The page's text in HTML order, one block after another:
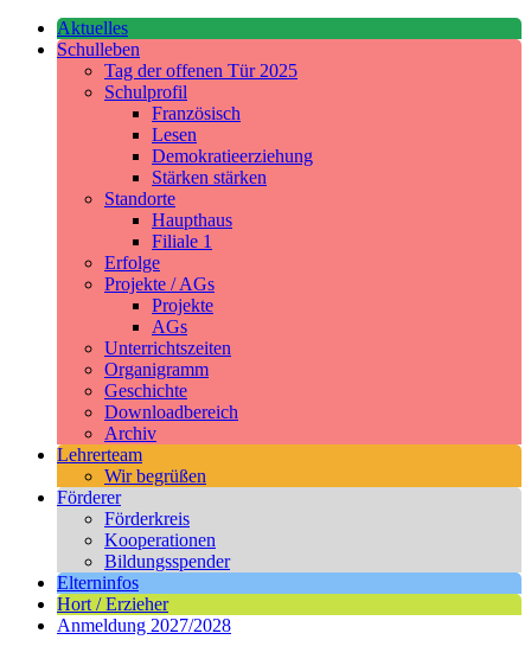
Aktuelles
Schulleben
Tag der offenen Tür 2025
Schulprofil
Französisch
Lesen
Demokratieerziehung
Stärken stärken
Standorte
Haupthaus
Filiale 1
Erfolge
Projekte / AGs
Projekte
AGs
Unterrichtszeiten
Organigramm
Geschichte
Downloadbereich
Archiv
Lehrerteam
Wir begrüßen
Förderer
Förderkreis
Kooperationen
Bildungsspender
Elterninfos
Hort / Erzieher
Anmeldung 2027/2028